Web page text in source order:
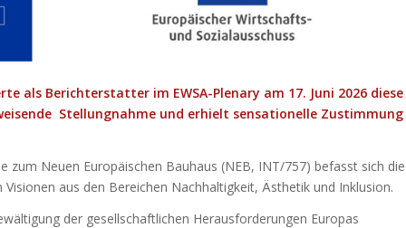
als Berichterstatter im EWSA-Plenary am 17. Juni 2026 diese
Stellungnahme und erhielt sensationelle Zustimmung
Neuen Europäischen Bauhaus (NEB, INT/757) befasst sich die
aus den Bereichen Nachhaltigkeit, Ästhetik und Inklusion.
der gesellschaftlichen Herausforderungen Europas